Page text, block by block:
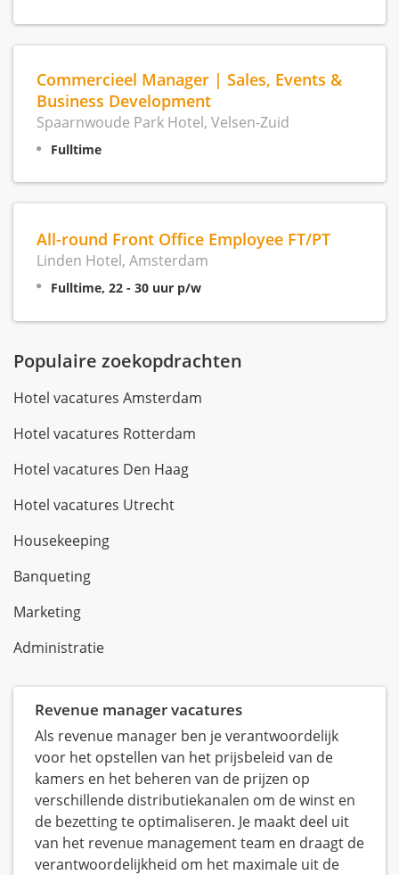
Commercieel Manager | Sales, Events &
Business Development
Spaarnwoude Park Hotel, Velsen-Zuid
Fulltime
All-round Front Office Employee FT/PT
Linden Hotel, Amsterdam
Fulltime, 22 - 30 uur p/w
Populaire zoekopdrachten
Hotel vacatures Amsterdam
Hotel vacatures Rotterdam
Hotel vacatures Den Haag
Hotel vacatures Utrecht
Housekeeping
Banqueting
Marketing
Administratie
Revenue manager vacatures
Als revenue manager ben je verantwoordelijk
voor het opstellen van het prijsbeleid van de
kamers en het beheren van de prijzen op
verschillende distributiekanalen om de winst en
de bezetting te optimaliseren. Je maakt deel uit
van het revenue management team en draagt de
verantwoordelijkheid om het maximale uit de